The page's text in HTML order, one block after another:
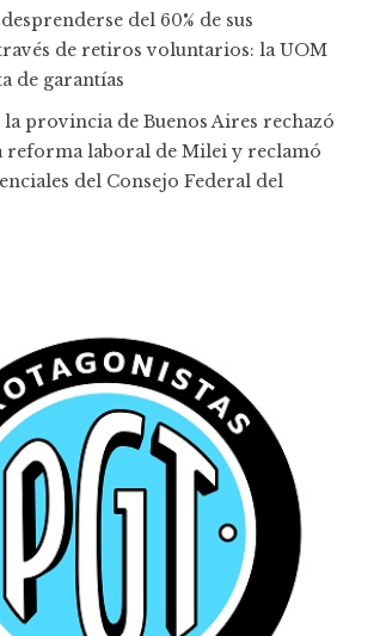
del 60% de sus
de retiros voluntarios: la UOM
de garantías
provincia de Buenos Aires rechazó
reforma laboral de Milei y reclamó
del Consejo Federal del